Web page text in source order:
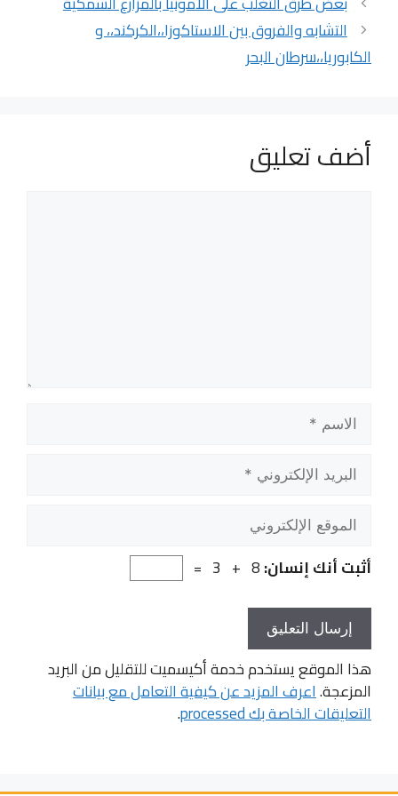
التشابه والفروق بين الاستاكوزا،،الكركند،، و
الكابوريا،،سرطان البحر
أضف تعليق
الاسم
البريد
الإلكتروني
الموقع
الإلكتروني
أثبت أنك إنسان:8 + 3 =
هذا الموقع يستخدم خدمة أكيسميت للتقليل من البريد
المزعجة.اعرف المزيد عن كيفية التعامل مع بيانات
التعليقات الخاصة بك processed .